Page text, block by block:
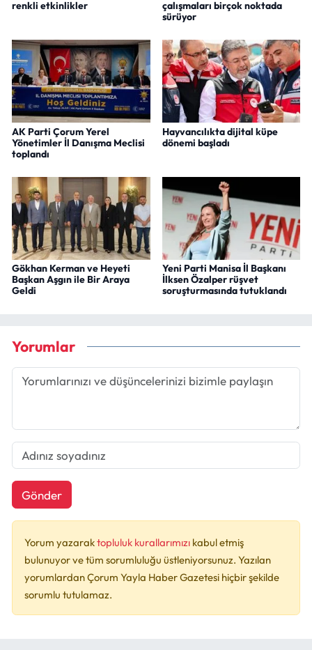
renkli etkinlikler
çalışmaları birçok noktada
sürüyor
AK Parti Çorum Yerel
Yönetimler İl Danışma Meclisi
toplandı
Hayvancılıkta dijital küpe
dönemi başladı
Gökhan Kerman ve Heyeti
Başkan Aşgın ile Bir Araya
Geldi
Yeni Parti Manisa İl Başkanı
İlksen Özalper rüşvet
soruşturmasında tutuklandı
Yorumlar
Gönder
Yorum yazaraktopluluk kurallarımızı kabul etmiş
bulunuyor ve tüm sorumluluğu üstleniyorsunuz. Yazılan
yorumlardan Çorum Yayla Haber Gazetesi hiçbir şekilde
sorumlu tutulamaz.